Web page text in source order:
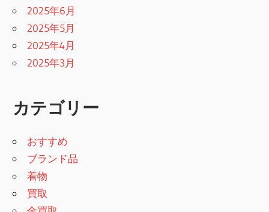
2025年6月
2025年5月
2025年4月
2025年3月
カテゴリー
おすすめ
ブランド品
着物
買取